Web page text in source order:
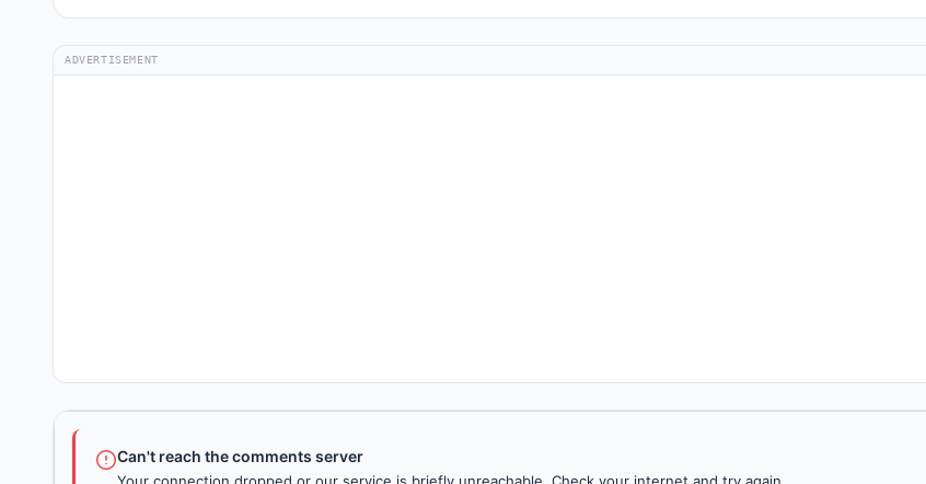
ADVERTISEMENT
Can't reach the comments server
Your connection dropped or our service is briefly unreachable. Check your internet and try again.